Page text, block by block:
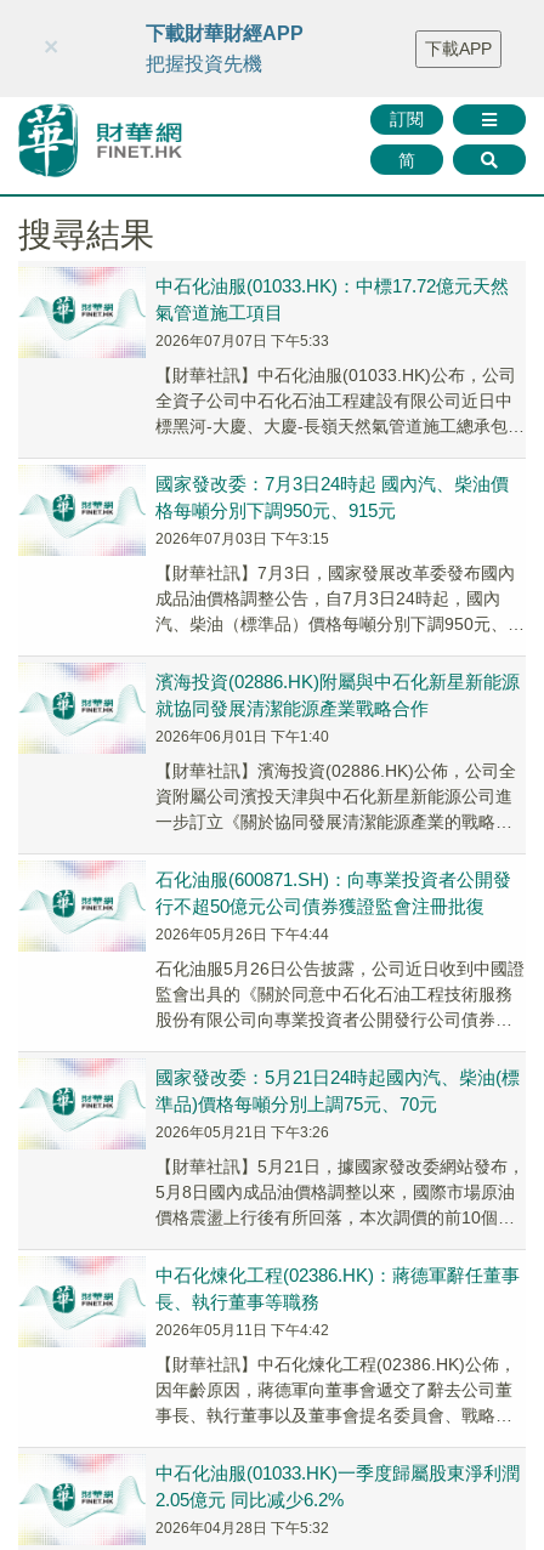
財華智庫網 FINTV FINMETA 財華證券 媒體矩陣
智庫沙龍
聯絡我們
訂閱
简
×
下載財華財經APP
把握投資先機
下載APP
搜尋結果
中石化油服(01033.HK)：中標17.72億元天然
氣管道施工項目
2026年07月07日 下午5:33
【財華社訊】中石化油服(01033.HK)公布，公司
全資子公司中石化石油工程建設有限公司近日中
標黑河-大慶、大慶-長嶺天然氣管道施工總承包項
國家發改委：7月3日24時起 國內汽、柴油價
格每噸分別下調950元、915元
2026年07月03日 下午3:15
【財華社訊】7月3日，國家發展改革委發布國內
成品油價格調整公告，自7月3日24時起，國內
汽、柴油（標準品）價格每噸分別下調950元、
油...
濱海投資(02886.HK)附屬與中石化新星新能源
就協同發展清潔能源產業戰略合作
2026年06月01日 下午1:40
【財華社訊】濱海投資(02886.HK)公佈，公司全
資附屬公司濱投天津與中石化新星新能源公司進
一步訂立《關於協同發展清潔能源產業的戰略合
石化油服(600871.SH)：向專業投資者公開發
行不超50億元公司債券獲證監會注冊批復
2026年05月26日 下午4:44
石化油服5月26日公告披露，公司近日收到中國證
監會出具的《關於同意中石化石油工程技術服務
股份有限公司向專業投資者公開發行公司債券注
國家發改委：5月21日24時起國內汽、柴油(標
準品)價格每噸分別上調75元、70元
2026年05月21日 下午3:26
【財華社訊】5月21日，據國家發改委網站發布，
5月8日國內成品油價格調整以來，國際市場原油
價格震盪上行後有所回落，本次調價的前10個工
價...
中石化煉化工程(02386.HK)：蔣德軍辭任董事
長、執行董事等職務
2026年05月11日 下午4:42
​【財華社訊】中石化煉化工程(02386.HK)公佈，
因年齡原因，蔣德軍向董事會遞交了辭去公司董
事長、執行董事以及董事會提名委員會、戰略與
中石化油服(01033.HK)一季度歸屬股東淨利潤
2.05億元 同比减少6.2%
2026年04月28日 下午5:32